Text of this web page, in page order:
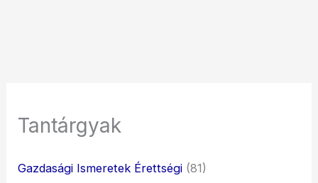
Tantárgyak
Gazdasági Ismeretek Érettségi (81)